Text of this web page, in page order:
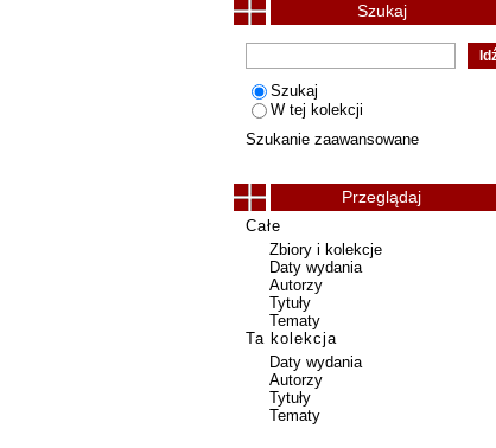
Szukaj
Szukaj
W tej kolekcji
Szukanie zaawansowane
Przeglądaj
Całe
Zbiory i kolekcje
Daty wydania
Autorzy
Tytuły
Tematy
Ta kolekcja
Daty wydania
Autorzy
Tytuły
Tematy